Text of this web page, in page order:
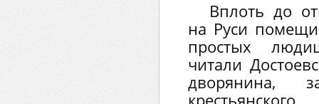
Вплоть до
на Руси
простых
читали
дворянина,